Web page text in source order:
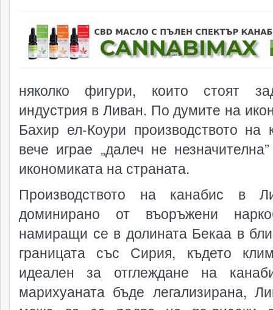
реклама
няколко фигури, които стоят
индустрия в Ливан. По думите на
Бахир ел-Коури производството на
вече играе „далеч не
икономиката на страната.
Производството на канабис в
доминирано от въоръжени
намиращи се в долината Бекаа в
границата със Сирия, където
идеален за отглеждане на
марихуаната бъде легализирана,